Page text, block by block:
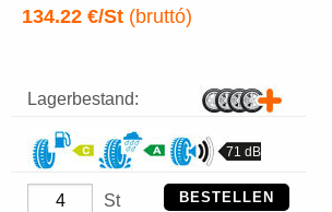
134.22 €/St (bruttó)
Lagerbestand:
71 dB
St BESTELLEN